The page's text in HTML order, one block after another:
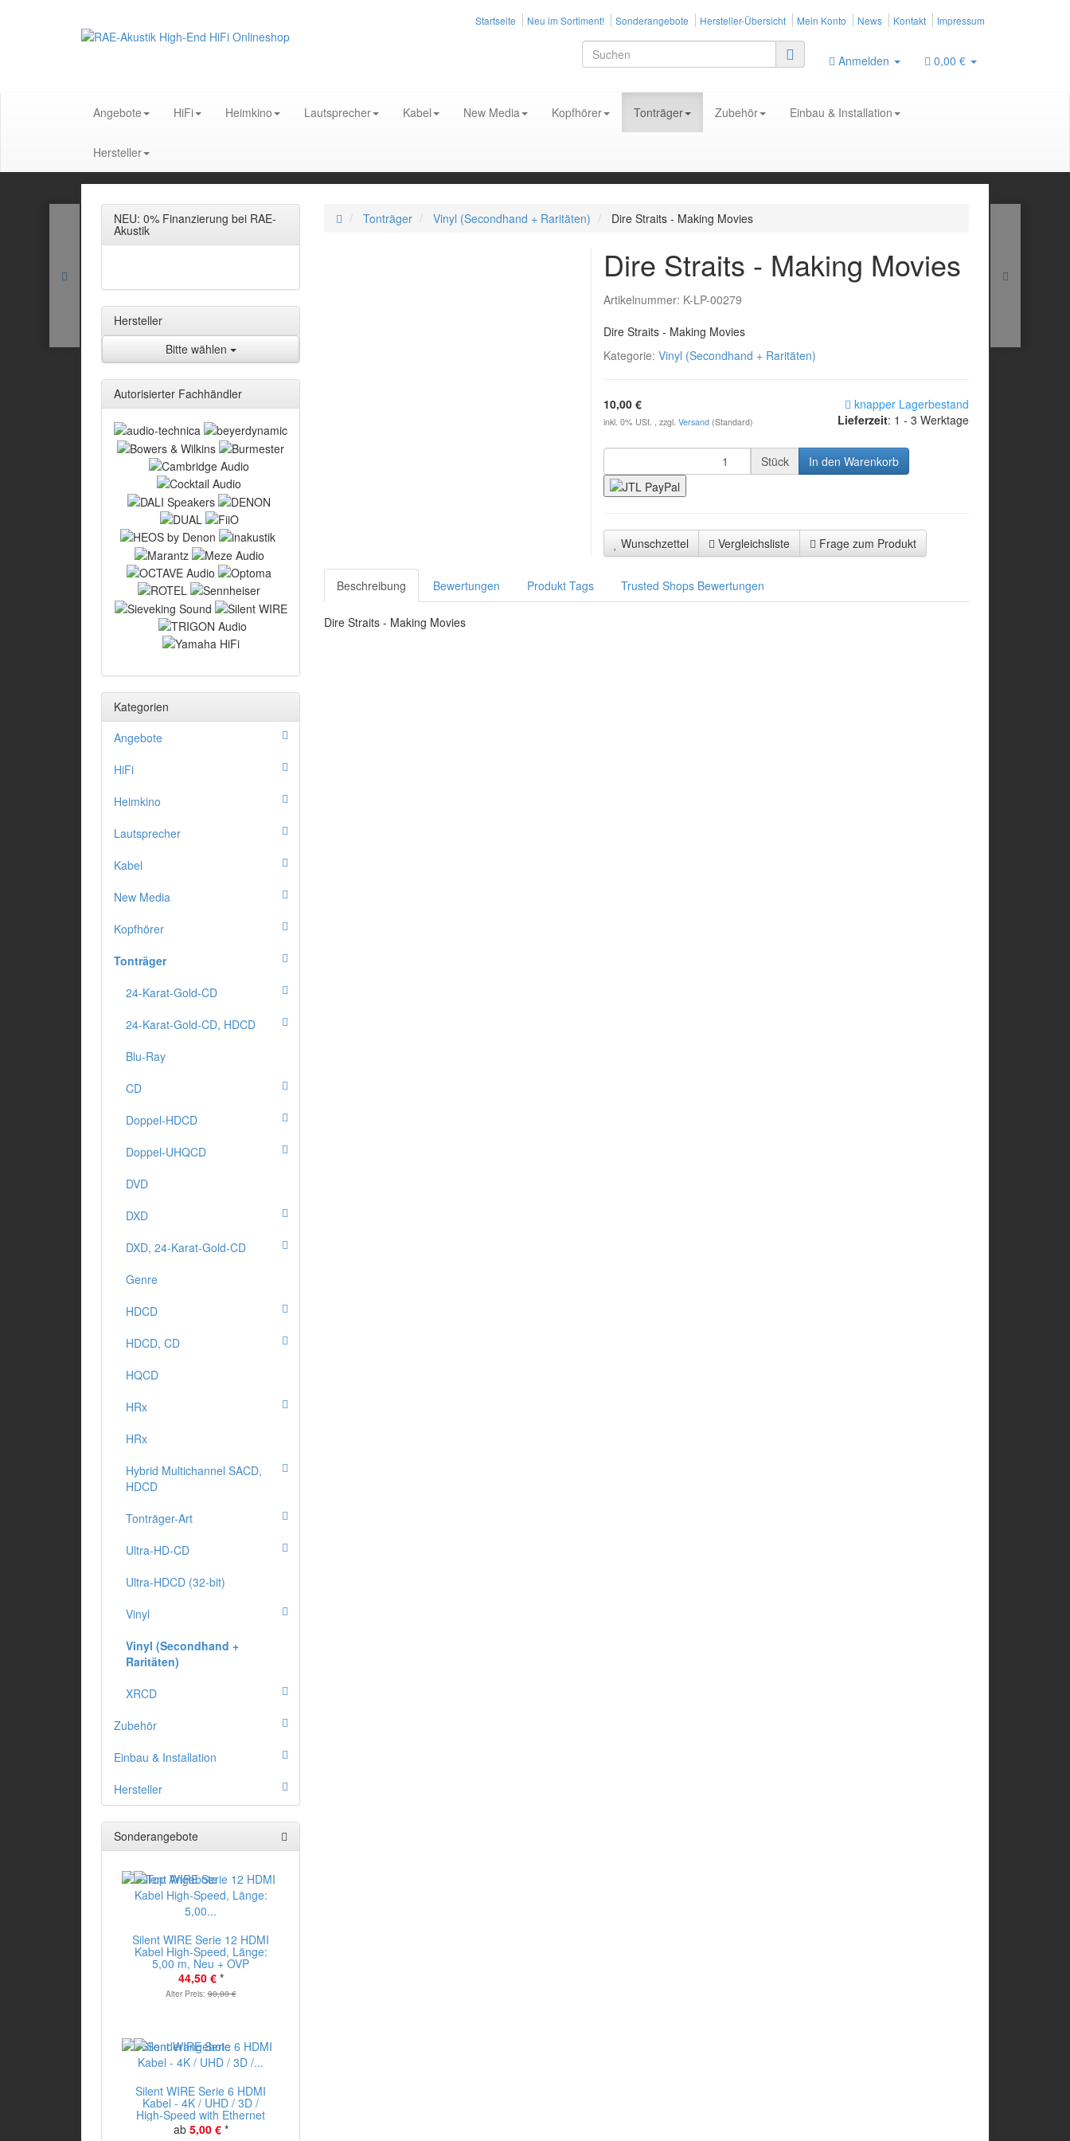
Startseite Neu im Sortiment! Sonderangebote Hersteller-Übersicht Mein Konto News Kontakt Impressum
Anmelden 0,00 €
Angebote HiFi Heimkino Lautsprecher Kabel New Media Kopfhörer Tonträger Zubehör Einbau & Installation
Hersteller
Tonträger Vinyl (Secondhand + Raritäten) Dire Straits - Making Movies
Dire Straits - Making Movies
Artikelnummer: K-LP-00279
Dire Straits - Making Movies
Kategorie: Vinyl (Secondhand + Raritäten)
10,00 €
inkl. 0% USt. , zzgl. Versand (Standard)
knapper Lagerbestand
Lieferzeit: 1 - 3 Werktage
Stück In den Warenkorb
Wunschzettel Vergleichsliste Frage zum Produkt
Beschreibung Bewertungen Produkt Tags Trusted Shops Bewertungen
Dire Straits - Making Movies
NEU: 0% Finanzierung bei RAE-
Akustik
Hersteller
Bitte wählen
Autorisierter Fachhändler
Kategorien
Angebote
HiFi
Heimkino
Lautsprecher
Kabel
New Media
Kopfhörer
Tonträger
24-Karat-Gold-CD
24-Karat-Gold-CD, HDCD
Blu-Ray
CD
Doppel-HDCD
Doppel-UHQCD
DVD
DXD
DXD, 24-Karat-Gold-CD
Genre
HDCD
HDCD, CD
HQCD
HRx
HRx
Hybrid Multichannel SACD,
HDCD
Tonträger-Art
Ultra-HD-CD
Ultra-HDCD (32-bit)
Vinyl
Vinyl (Secondhand +
Raritäten)
XRCD
Zubehör
Einbau & Installation
Hersteller
Sonderangebote
Silent WIRE Serie 12 HDMI
Kabel High-Speed, Länge:
5,00 m, Neu + OVP
44,50 € *
Alter Preis:90,00 €
Silent WIRE Serie 6 HDMI
Kabel - 4K / UHD / 3D /
High-Speed with Ethernet
ab 5,00 € *